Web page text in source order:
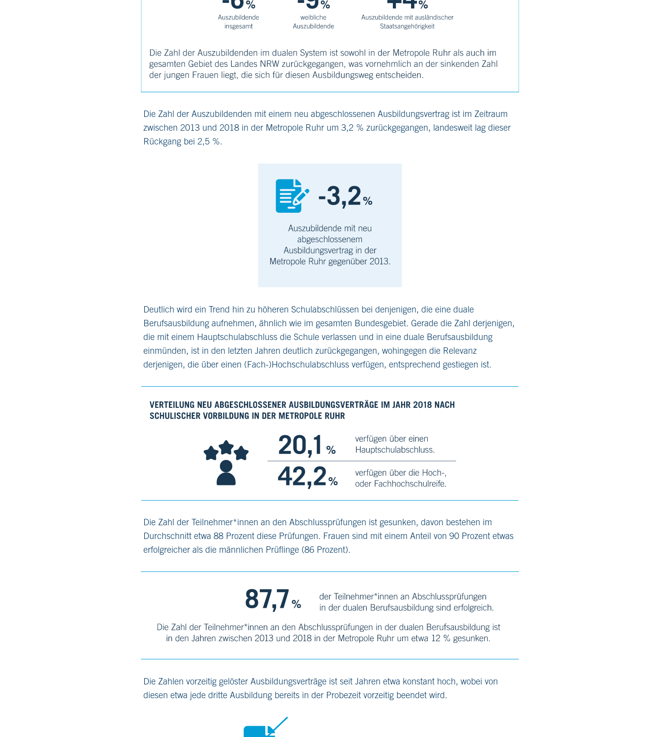
Die Zahl der Auszubildenden mit einem neu abgeschlossenen Ausbildungsvertrag ist im Zeitraum
zwischen 2013 und 2018 in der Metropole Ruhr um 3,2 % zurückgegangen, landesweit lag dieser
Rückgang bei 2,5 %.
Deutlich wird ein Trend hin zu höheren Schulabschlüssen bei denjenigen, die eine duale
Berufsausbildung aufnehmen, ähnlich wie im gesamten Bundesgebiet. Gerade die Zahl derjenigen,
die mit einem Hauptschulabschluss die Schule verlassen und in eine duale Berufsausbildung
einmünden, ist in den letzten Jahren deutlich zurückgegangen, wohingegen die Relevanz
derjenigen, die über einen (Fach-)Hochschulabschluss verfügen, entsprechend gestiegen ist.
Die Zahl der Teilnehmer*innen an den Abschlussprüfungen ist gesunken, davon bestehen im
Durchschnitt etwa 88 Prozent diese Prüfungen. Frauen sind mit einem Anteil von 90 Prozent etwas
erfolgreicher als die männlichen Prüflinge (86 Prozent).
Die Zahlen vorzeitig gelöster Ausbildungsverträge ist seit Jahren etwa konstant hoch, wobei von
diesen etwa jede dritte Ausbildung bereits in der Probezeit vorzeitig beendet wird.